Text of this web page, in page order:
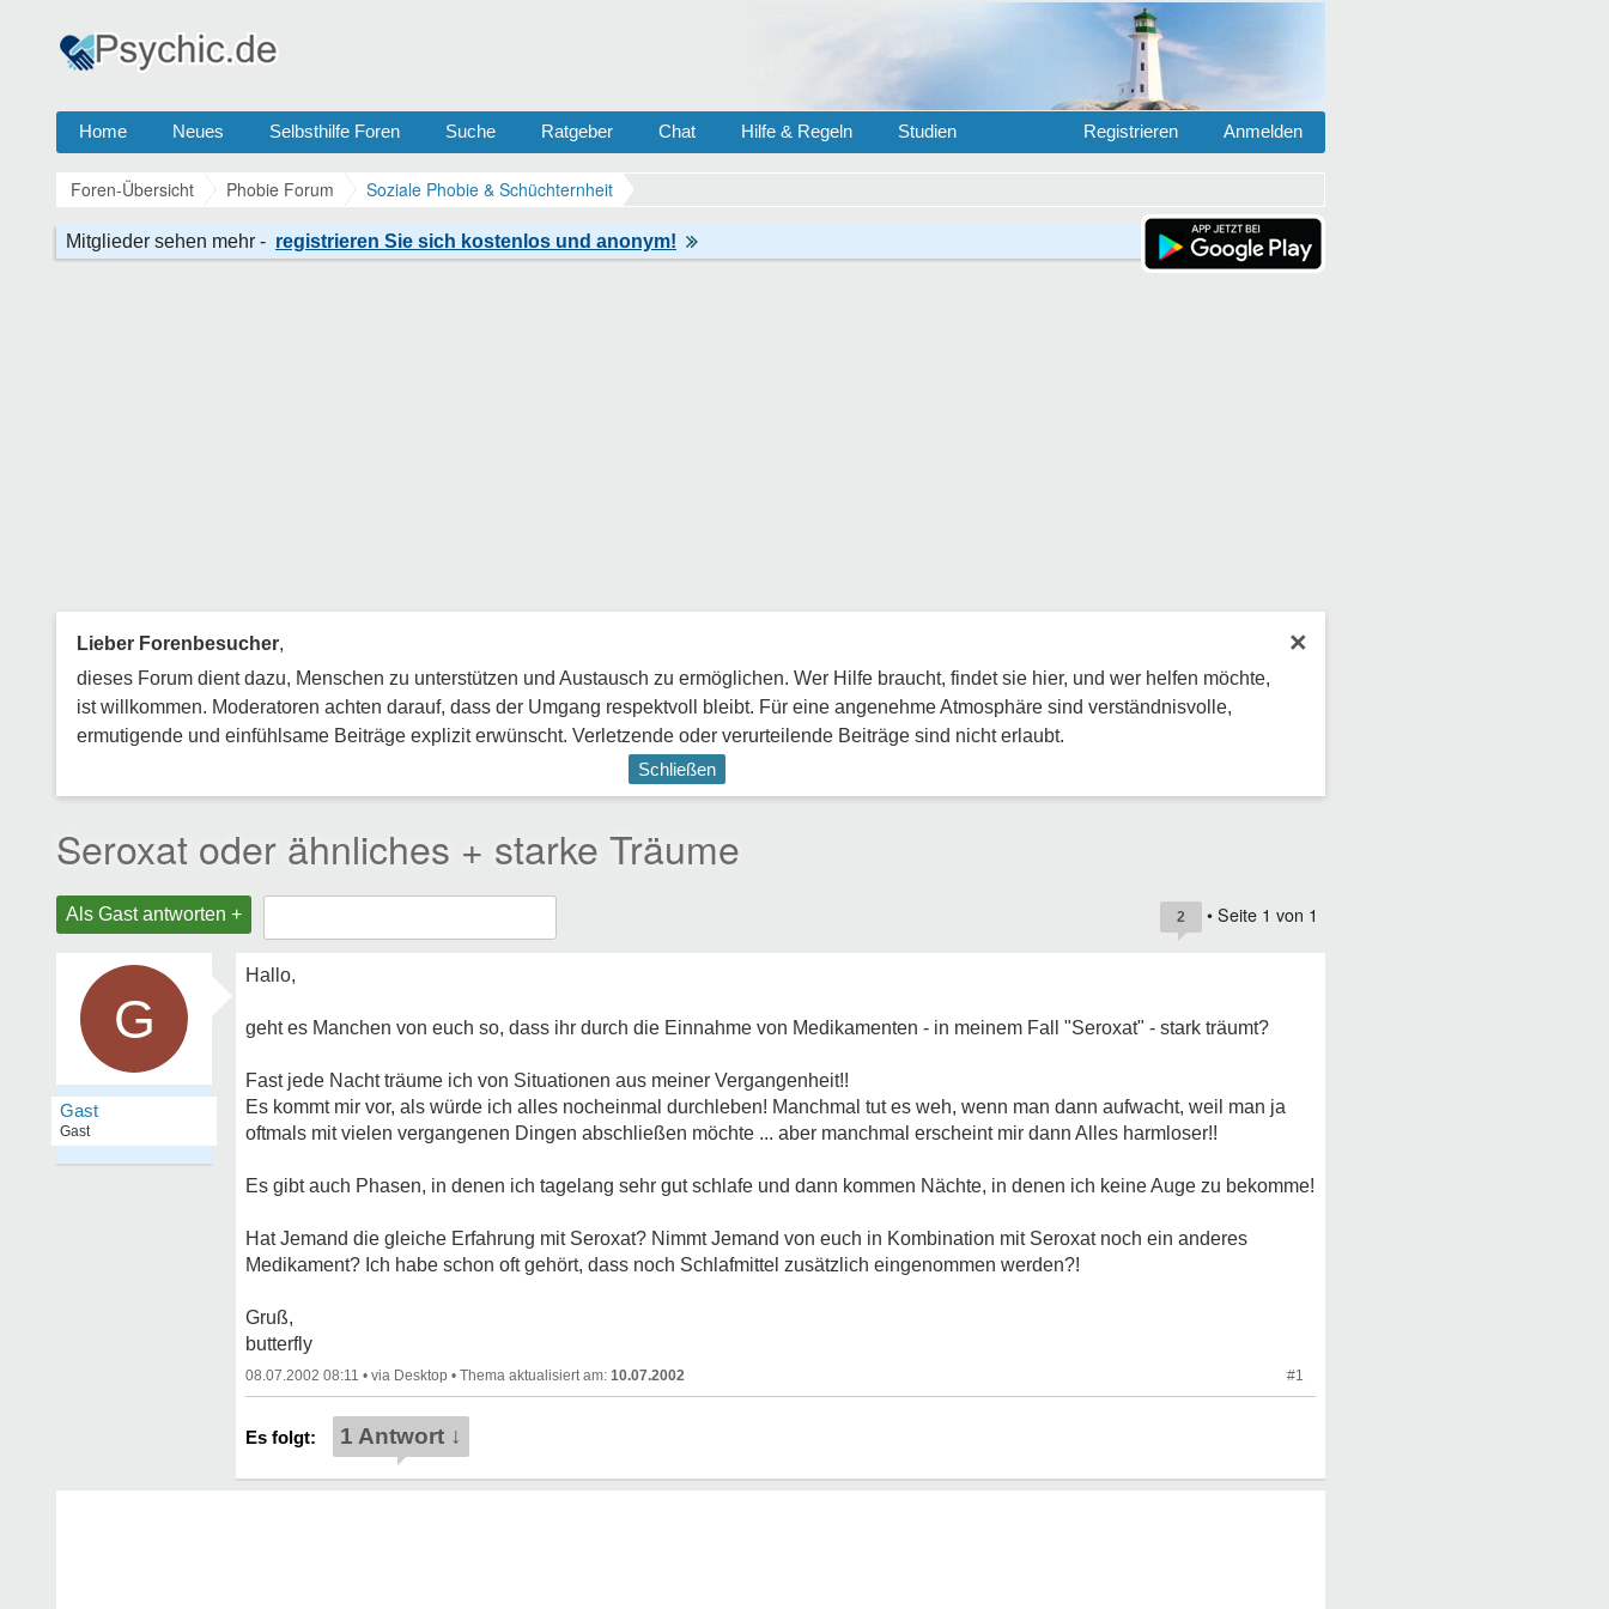
Home Neues Selbsthilfe Foren Suche Ratgeber Chat Hilfe & Regeln Studien Anmelden
Registrieren
Foren-Übersicht Phobie Forum Soziale Phobie & Schüchternheit
×
Lieber Forenbesucher,
dieses Forum dient dazu, Menschen zu unterstützen und Austausch zu ermöglichen. Wer Hilfe braucht, findet sie hier, und wer helfen möchte,
ist willkommen. Moderatoren achten darauf, dass der Umgang respektvoll bleibt. Für eine angenehme Atmosphäre sind verständnisvolle,
ermutigende und einfühlsame Beiträge explizit erwünscht. Verletzende oder verurteilende Beiträge sind nicht erlaubt.
Schließen
Seroxat oder ähnliches + starke Träume
Als Gast antworten + 2 • Seite 1 von 1
G
Gast
Gast
Hallo,
geht es Manchen von euch so, dass ihr durch die Einnahme von Medikamenten - in meinem Fall "Seroxat" - stark träumt?
Fast jede Nacht träume ich von Situationen aus meiner Vergangenheit!!
Es kommt mir vor, als würde ich alles nocheinmal durchleben! Manchmal tut es weh, wenn man dann aufwacht, weil man ja
oftmals mit vielen vergangenen Dingen abschließen möchte ... aber manchmal erscheint mir dann Alles harmloser!!
Es gibt auch Phasen, in denen ich tagelang sehr gut schlafe und dann kommen Nächte, in denen ich keine Auge zu bekomme!
Hat Jemand die gleiche Erfahrung mit Seroxat? Nimmt Jemand von euch in Kombination mit Seroxat noch ein anderes
Medikament? Ich habe schon oft gehört, dass noch Schlafmittel zusätzlich eingenommen werden?!
Gruß,
butterfly
08.07.2002 08:11 • • 10.07.2002 #1
1 Antwort ↓